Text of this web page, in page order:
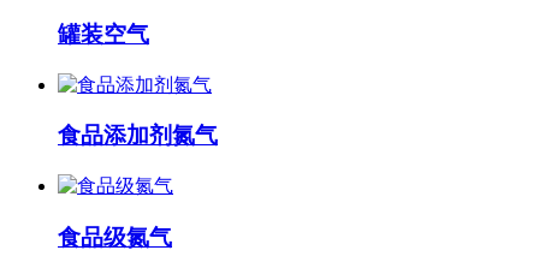
罐装空气
食品添加剂氮气
食品级氮气